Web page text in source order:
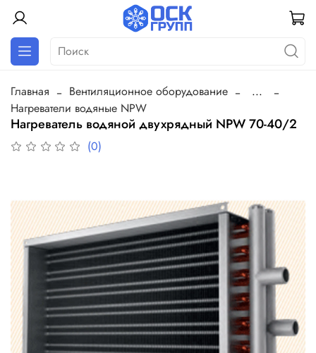
Главная Вентиляционное оборудование
...
Нагреватели водяные NPW
Нагреватель водяной двухрядный NPW 70-40/2
(0)